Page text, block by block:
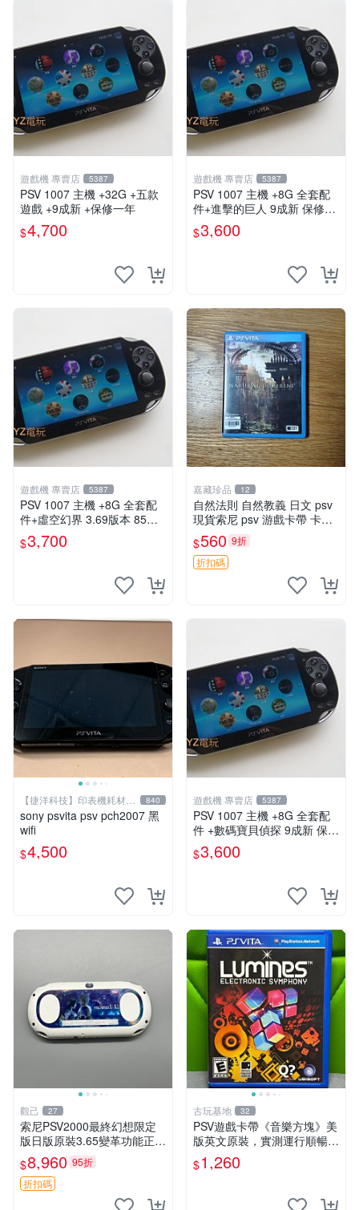
遊戲機 專賣店 5387
PSV 1007 主機 +32G +五款
遊戲 +9成新 +保修一年
$4,700
遊戲機 專賣店 5387
PSV 1007 主機 +8G 全套配
件+進擊的巨人 9成新 保修一
年 品質有保障
$3,600
遊戲機 專賣店 5387
PSV 1007 主機 +8G 全套配
件+虛空幻界 3.69版本 85成
新 PS Vita1007 一年保修
$3,700
嘉藏珍品 12
自然法則 自然教義 日文 psv
現貨索尼 psv 游戲卡帶 卡盒
無損 版本外版 功能正常讀卡
關于質量：為避免糾紛，鑒寶
專家，收藏家和較真黨自行繞
$560 9折
折扣碼
【捷洋科技】印表機耗材專
賣
840
sony psvita psv pch2007 黑
wifi
$4,500
遊戲機 專賣店 5387
PSV 1007 主機 +8G 全套配
件 +數碼寶貝偵探 9成新 保修
一年 品質有保障
$3,600
觀己 27
索尼PSV2000最終幻想限定
版日版原裝3.65變革功能正常
背面小劃痕磨損 實物圖可查
限量珍藏 畫集 游戲機
$8,960 95折
折扣碼
古玩基地 32
PSV遊戲卡帶《音樂方塊》美
版英文原裝，實測運行順暢，
圖示成色真實呈現，拍下即視
同確認。 音樂方塊 PSV 游戲
$1,260